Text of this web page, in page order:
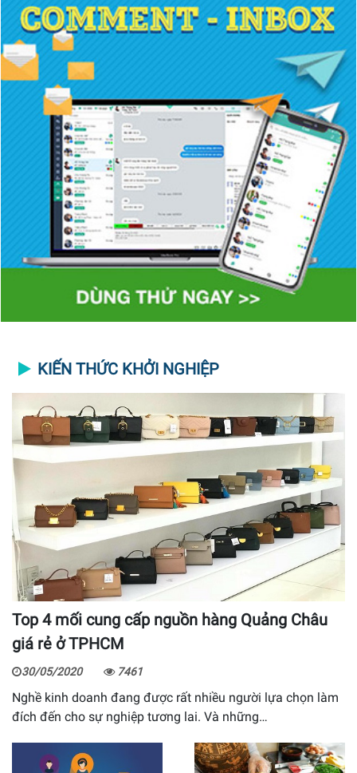
KIẾN THỨC KHỞI NGHIỆP
Top 4 mối cung cấp nguồn hàng Quảng Châu
giá rẻ ở TPHCM
30/05/2020 7461
Nghề kinh doanh đang được rất nhiều người lựa chọn làm
đích đến cho sự nghiệp tương lai. Và những…